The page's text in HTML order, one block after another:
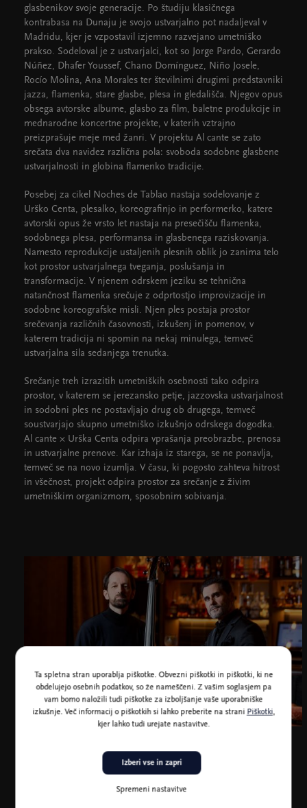
glasbenikov svoje generacije. Po študiju klasičnega
kontrabasa na Dunaju je svojo ustvarjalno pot nadaljeval v
Madridu, kjer je vzpostavil izjemno razvejano umetniško
prakso. Sodeloval je z ustvarjalci, kot so Jorge Pardo, Gerardo
Núñez, Dhafer Youssef, Chano Domínguez, Niño Josele,
Rocío Molina, Ana Morales ter številnimi drugimi predstavniki
jazza, flamenka, stare glasbe, plesa in gledališča. Njegov opus
obsega avtorske albume, glasbo za film, baletne produkcije in
mednarodne koncertne projekte, v katerih vztrajno
preizprašuje meje med žanri. V projektu Al cante se zato
srečata dva navidez različna pola: svoboda sodobne glasbene
ustvarjalnosti in globina flamenko tradicije.
Posebej za cikel Noches de Tablao nastaja sodelovanje z
Urško Centa, plesalko, koreografinjo in performerko, katere
avtorski opus že vrsto let nastaja na presečišču flamenka,
sodobnega plesa, performansa in glasbenega raziskovanja.
Namesto reprodukcije ustaljenih plesnih oblik jo zanima telo
kot prostor ustvarjalnega tveganja, poslušanja in
transformacije. V njenem odrskem jeziku se tehnična
natančnost flamenka srečuje z odprtostjo improvizacije in
sodobne koreografske misli. Njen ples postaja prostor
srečevanja različnih časovnosti, izkušenj in pomenov, v
katerem tradicija ni spomin na nekaj minulega, temveč
ustvarjalna sila sedanjega trenutka.
Srečanje treh izrazitih umetniških osebnosti tako odpira
prostor, v katerem se jerezansko petje, jazzovska ustvarjalnost
in sodobni ples ne postavljajo drug ob drugega, temveč
soustvarjajo skupno umetniško izkušnjo odrskega dogodka.
Al cante × Urška Centa odpira vprašanja preobrazbe, prenosa
in ustvarjalne prenove. Kar izhaja iz starega, se ne ponavlja,
temveč se na novo izumlja. V času, ki pogosto zahteva hitrost
in všečnost, projekt odpira prostor za srečanje z živim
umetniškim organizmom, sposobnim sobivanja.
Ta spletna stran uporablja piškotke. Obvezni piškotki in piškotki, ki ne
obdelujejo osebnih podatkov, so že nameščeni. Z vašim soglasjem pa
vam bomo naložili tudi piškotke za izboljšanje vaše uporabniške
izkušnje. Več informacij o piškotkih si lahko preberite na strani Piškotki,
kjer lahko tudi urejate nastavitve.
Spremeni nastavitve
Izberi vse in zapri